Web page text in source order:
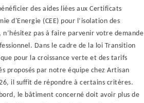
des aides liées aux Certificats
d'Energie (CEE) pour l’isolation des
n’hésitez pas à faire parvenir votre demande
Dans le cadre de la loi Transition
pour la croissance verte et des tarifs
proposés par notre équipe chez Artisan
il suffit de répondre à certains critères.
le bâtiment concerné doit avoir plus de